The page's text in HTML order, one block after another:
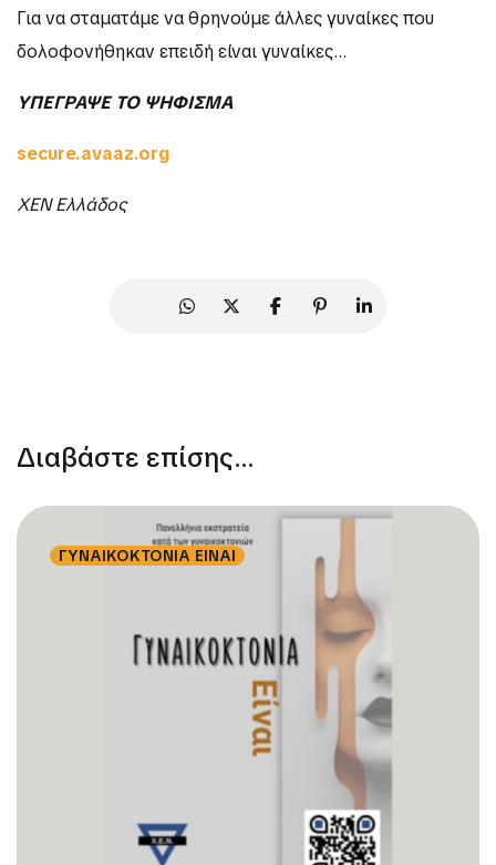
Για να σταματάμε να θρηνούμε άλλες γυναίκες που
δολοφονήθηκαν επειδή είναι γυναίκες…
ΥΠΕΓΡΑΨΕ ΤΟ ΨΗΦΙΣΜΑ
secure.avaaz.org
ΧΕΝ Ελλάδος
Διαβάστε επίσης...
ΓΥΝΑΙΚΟΚΤΟΝΙΑ ΕΙΝΑΙ